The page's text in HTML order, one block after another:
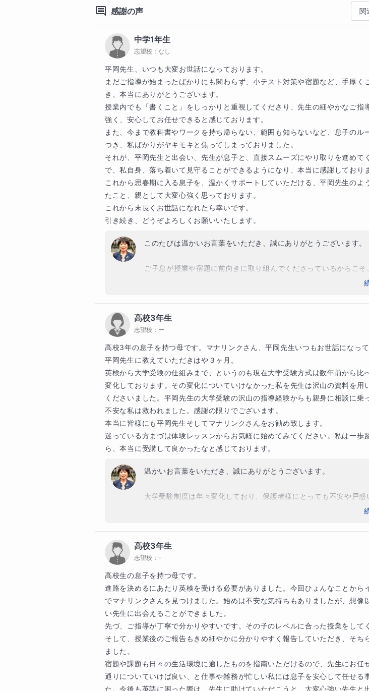
リスニングや速読、英単語テストのウォーミングアップで頭を柔らかく
ンポを上げながら、本日のターゲット攻略をしっかり演習します。発
などの基礎力の定着を図り、四技能をバランスよく伸ばすことを重視し
・信頼関係を築き、読む、書く、考える、伝え合うをたくさん積むこと
・構造を知り、言語を読むスイッチを変換すること
・視野を広げること
日々心して指導を積み重ね、生徒さんの進路達成へとつなげてまいりま
4技能をバランス良く伸ばし、一生役に立つ英語力を身につけましょう。
◆自己紹介◆
20代の頃石油プラント会社に勤務。海外研修生の受け入れ業務を担当し
東、東南アジア、欧米など20ヶ国の研修生全員と英語でコミュニケーシ
研修をする外国人の語学力にショックを受けたことが英語教育に目覚め
す。
2005年～2012年　神奈川県の公立中学校で非常勤講師として中学生の
2013年～2025年　私立高校で非常勤講師、特任講師、専任講師として
を指導、　　副担任、担任として生徒の進路指導も行いました
公立・私立の中学校・高校で英語指導を行い、担任として保護者対応や
生徒のサポートも豊富に経験しています。
そして私自身、難関校（麻布学園）から東大に進学した息子の母親でも
研、鉄緑会のことや難関校、難関大学（アカデミックなこと、体育会の
シロさも保護者の側から経験しました。
だからこそ、学習や進路の悩みに寄り添った指導が強みです。生徒一人
度や個性に合わせた丁寧な指導で、効率よく実力を伸ばせる環境を提供
精神的にも肉体的にも成長めざましい時期の中高生は「きっかけ」ひと
ります。その「きっかけ」をみつけて伸ばすことを20年間研究してまい
験の全てを活かした授業を生徒さま1人1人に行ってまいります。
英語が苦手でも大丈夫、安心してください。どんどん好きになります
のやり方を見つけます。英語があなたの世界を広げます。英語は積み重
目です。焦らず、自分のペースで一歩ずつ進んでいきましょう。わから
遠慮なく質問してくださいね。一緒に楽しく学びながら、確かな力を身
ましょう！あなたの成長を全力でサポートします。
◆保護者様へ
お子さまの学習を支えるご家庭のご負担を軽減しながら、効率的に英語
指導を心がけています。不安や疑問があればいつでもご相談ください。
績向上だけでなく、学ぶ意欲や自信を育てるサポートを丁寧に行い、ご
ながら一緒に成長を見守ってまいります。
中学校
公文国際学園中等部
中堅校
その他
横浜創英中学校
専門学校
その他
イムス横浜国際看護専門学校
アイム湘南理容美
カワイ音楽学園
感謝の声 関
中学1年生
志望校： なし
平岡先生、いつも大変お世話になっております。
まだご指導が始まったばかりにも関わらず、小テスト対策や宿題など、手厚く
き、本当にありがとうございます。
授業内でも「書くこと」をしっかりと重視してくださり、先生の細やかなご指
強く、安心してお任せできると感じております。
また、今まで教科書やワークを持ち帰らない、範囲も知らないなど、息子のル
つき、私ばかりがヤキモキと焦ってしまっておりました。
それが、平岡先生と出会い、先生が息子と、直接スムーズにやり取りを進めて
で、私自身、落ち着いて見守ることができるようになり、本当に感謝しており
これから思春期に入る息子を、温かくサポートしていただける、平岡先生のよ
たこと、親として大変心強く思っております。
これから末長くお世話になれたら幸いです。
引き続き、どうぞよろしくお願いいたします。
このたびは温かいお言葉をいただき、誠にありがとうございます。
ご子息が授業や宿題に前向きに取り組んでくださっているからこそ
習のリズムが整いつつあるのだと思います。私自身も、学校の学習
立した学習習慣につながるようサポートしてまいります。
また、保護者様に安心して見守っていただけているとのお言葉を頂
れしく思います。思春期のお子さまとの学習は、ご家庭と講師が連
めていくことが何より大切だと考えております。
今後も定期テスト対策はもちろん、将来につながる英語力の土台づ
入れてまいります。引き続きどうぞよろしくお願いいたします。
高校3年生
志望校： ー
高校3年の息子を持つ母です。マナリンクさん、平岡先生いつもお世話になって
平岡先生に教えていただきはや３ヶ月。
英検から大学受験の仕組みまで、というのも現在大学受験方式は数年前から比
変化しております。その変化についていけなかった私を先生は沢山の資料を用
くださいました。平岡先生の大学受験の沢山の指導経験からも親身に相談に乗
不安な私は救われました。感謝の限りでございます。
本当に皆様にも平岡先生そしてマナリンクさんをお勧め致します。
迷っている方まづは体験レッスンからお気軽に始めてみてください。私は一歩
ら、本当に受講して良かったなと感じております。
温かいお言葉をいただき、誠にありがとうございます。
大学受験制度は年々変化しており、保護者様にとっても不安や戸惑
る場面が多いかと思います。そのような中で、少しでも安心して進
画まで丁寧にサポートすることを大切にしております。
また、日頃よりご家庭でも真剣にお子様を支えてくださっているか
数か月で着実な成長につながっているのだと感じております。
このようなお言葉をいただけましたこと、大変励みになります。
今後も、生徒様・保護者様双方に寄り添いながら、安心して学習を
ける指導を心掛けてまいります。
高校3年生
志望校： -
高校生の息子を持つ母です。
進路を決めるにあたり英検を受ける必要がありました。今回ひょんなことから
でマナリンクさんを見つけました。始めは不安な気持ちもありましたが、想像
い先生に出会えることができました。
先づ、ご指導が丁寧で分かりやすいです。その子のレベルに合った授業をして
そして、授業後のご報告もきめ細やかに分かりやすく報告していただき、そち
ました。
宿題や課題も日々の生活環境に適したものを指南いただけるので、先生にお任
通りについていけば良い、と仕事や雑務が忙しい私には息子を安心して任せる
た。今後も英語に困った際は、先生に助けていただこうと、大変心強い先生と